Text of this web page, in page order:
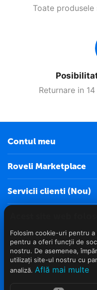
Toate
Returnare in
Contul meu
Roveli Marketplace
Servicii clienti (Nou)
Contact
Folosim cookie-uri pentru
pentru a oferi funcții de
nostru. De asemenea,
utilizați site-ul nostru cu
analiză. Află mai multe